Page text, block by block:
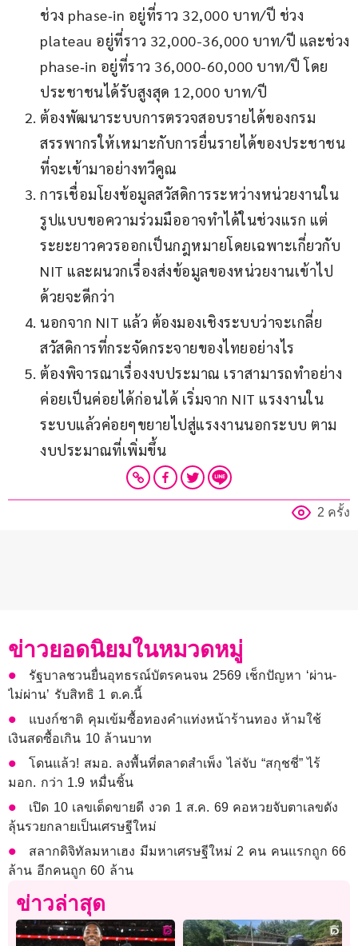
ช่วง phase‑in อยู่ที่ราว 32,000 บาท/ปี ช่วง
plateau อยู่ที่ราว 32,000-36,000 บาท/ปี และช่วง
phase‑in อยู่ที่ราว 36,000-60,000 บาท/ปี โดย
ประชาชนได้รับสูงสุด 12,000 บาท/ปี
ต้องพัฒนาระบบการตรวจสอบรายได้ของกรม
สรรพากรให้เหมาะกับการยื่นรายได้ของประชาชน
ที่จะเข้ามาอย่างทวีคูณ
การเชื่อมโยงข้อมูลสวัสดิการระหว่างหน่วยงานใน
รูปแบบขอความร่วมมืออาจทำได้ในช่วงแรก แต่
ระยะยาวควรออกเป็นกฎหมายโดยเฉพาะเกี่ยวกับ
NIT และผนวกเรื่องส่งข้อมูลของหน่วยงานเข้าไป
ด้วยจะดีกว่า
นอกจาก NIT แล้ว ต้องมองเชิงระบบว่าจะเกลี่ย
สวัสดิการที่กระจัดกระจายของไทยอย่างไร
ต้องพิจารณาเรื่องงบประมาณ เราสามารถทำอย่าง
ค่อยเป็นค่อยได้ก่อนได้ เริ่มจาก NIT แรงงานใน
ระบบแล้วค่อยๆขยายไปสู่แรงงานนอกระบบ ตาม
งบประมาณที่เพิ่มขึ้น
2 ครั้ง
ข่าวยอดนิยมในหมวดหมู่
รัฐบาลชวนยื่นอุทธรณ์บัตรคนจน 2569 เช็กปัญหา ‘ผ่าน-
ไม่ผ่าน’ รับสิทธิ 1 ต.ค.นี้
แบงก์ชาติ คุมเข้มซื้อทองคำแท่งหน้าร้านทอง ห้ามใช้
เงินสดซื้อเกิน 10 ล้านบาท
โดนแล้ว! สมอ. ลงพื้นที่ตลาดสำเพ็ง ไล่จับ “สกุชชี่” ไร้
มอก. กว่า 1.9 หมื่นชิ้น
เปิด 10 เลขเด็ดขายดี งวด 1 ส.ค. 69 คอหวยจับตาเลขดัง
ลุ้นรวยกลายเป็นเศรษฐีใหม่
สลากดิจิทัลมหาเฮง มีมหาเศรษฐีใหม่ 2 คน คนแรกถูก 66
ล้าน อีกคนถูก 60 ล้าน
ข่าวล่าสุด